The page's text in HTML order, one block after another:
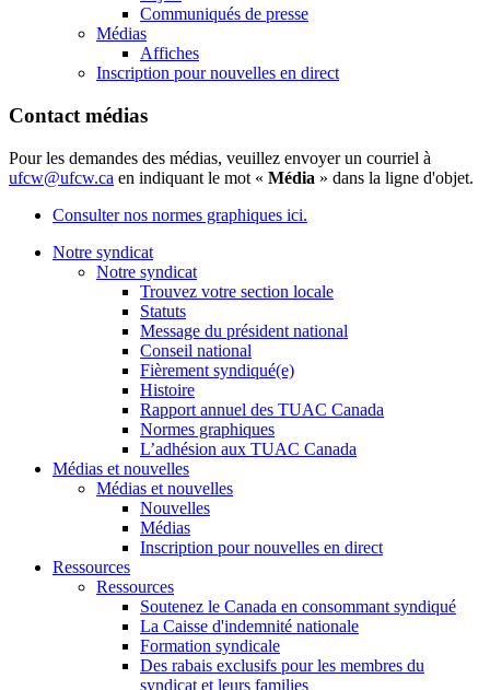
Communiqués de presse
Médias
Affiches
Inscription pour nouvelles en direct
Contact médias
Pour les demandes des médias, veuillez envoyer un courriel à
ufcw@ufcw.ca en indiquant le mot « Média » dans la ligne d'objet.
Consulter nos normes graphiques ici.
Notre syndicat
Notre syndicat
Trouvez votre section locale
Statuts
Message du président national
Conseil national
Fièrement syndiqué(e)
Histoire
Rapport annuel des TUAC Canada
Normes graphiques
L’adhésion aux TUAC Canada
Médias et nouvelles
Médias et nouvelles
Nouvelles
Médias
Inscription pour nouvelles en direct
Ressources
Ressources
Soutenez le Canada en consommant syndiqué
La Caisse d'indemnité nationale
Formation syndicale
Des rabais exclusifs pour les membres du
syndicat et leurs families